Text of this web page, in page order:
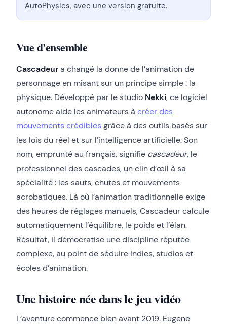
AutoPhysics, avec une version gratuite.
Vue d'ensemble
Cascadeura changé la donne de l’animation de
personnage en misant sur un principe simple : la
physique. Développé par le studio Nekki, ce logiciel
autonome aide les animateurs à créer des
mouvements crédiblesgrâce à des outils basés sur
les lois du réel et sur l’intelligence artificielle. Son
nom, emprunté au français, signifie cascadeur, le
professionnel des cascades, un clin d’œil à sa
spécialité : les sauts, chutes et mouvements
acrobatiques. Là où l’animation traditionnelle exige
des heures de réglages manuels, Cascadeur calcule
automatiquement l’équilibre, le poids et l’élan.
Résultat, il démocratise une discipline réputée
complexe, au point de séduire indies, studios et
écoles d’animation.
Une histoire née dans le jeu vidéo
L’aventure commence bien avant 2019. Eugene